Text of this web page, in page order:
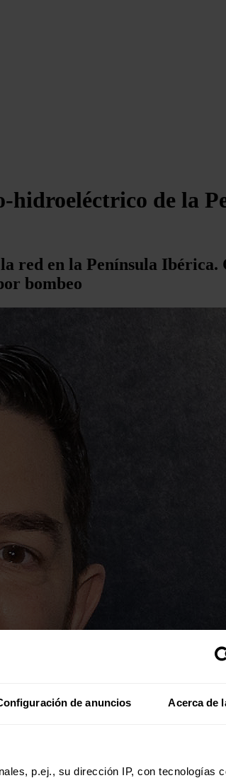
de anuncios Acerca de
p.ej., su dirección IP, con tecnologías
de la
en la Península Ibérica.
bombeo